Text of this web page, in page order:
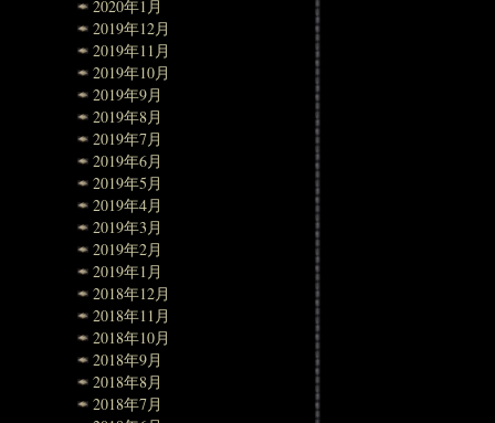
2020年1月
2019年12月
2019年11月
2019年10月
2019年9月
2019年8月
2019年7月
2019年6月
2019年5月
2019年4月
2019年3月
2019年2月
2019年1月
2018年12月
2018年11月
2018年10月
2018年9月
2018年8月
2018年7月